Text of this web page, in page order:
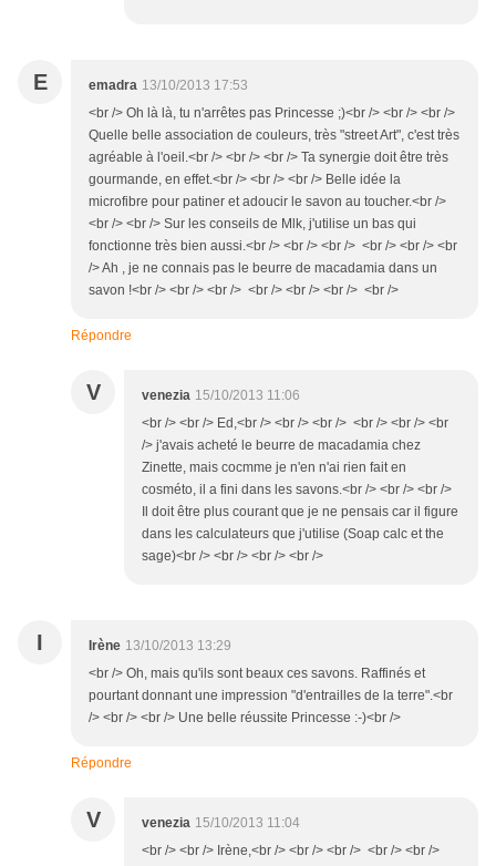
E emadra 13/10/2013 17:53
<br /> Oh là là, tu n'arrêtes pas Princesse ;)<br /> <br /> <br />
Quelle belle association de couleurs, très "street Art", c'est très
agréable à l'oeil.<br /> <br /> <br /> Ta synergie doit être très
gourmande, en effet.<br /> <br /> <br /> Belle idée la
microfibre pour patiner et adoucir le savon au toucher.<br />
<br /> <br /> Sur les conseils de Mlk, j'utilise un bas qui
fonctionne très bien aussi.<br /> <br /> <br /> <br /> <br /> <br
/> Ah , je ne connais pas le beurre de macadamia dans un
savon !<br /> <br /> <br /> <br /> <br /> <br /> <br />
Répondre
V venezia 15/10/2013 11:06
<br /> <br /> Ed,<br /> <br /> <br /> <br /> <br /> <br
/> j'avais acheté le beurre de macadamia chez
Zinette, mais cocmme je n'en n'ai rien fait en
cosméto, il a fini dans les savons.<br /> <br /> <br />
Il doit être plus courant que je ne pensais car il figure
dans les calculateurs que j'utilise (Soap calc et the
sage)<br /> <br /> <br /> <br />
I Irène 13/10/2013 13:29
<br /> Oh, mais qu'ils sont beaux ces savons. Raffinés et
pourtant donnant une impression "d'entrailles de la terre".<br
/> <br /> <br /> Une belle réussite Princesse :-)<br />
Répondre
V venezia 15/10/2013 11:04
<br /> <br /> Irène,<br /> <br /> <br /> <br /> <br />